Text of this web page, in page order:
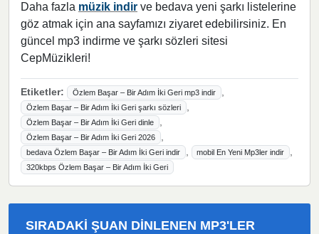
Daha fazla müzik indir ve bedava yeni şarkı listelerine
göz atmak için ana sayfamızı ziyaret edebilirsiniz. En
güncel mp3 indirme ve şarkı sözleri sitesi
CepMüzikleri!
Etiketler: Özlem Başar – Bir Adım İki Geri mp3 indir
Özlem Başar – Bir Adım İki Geri şarkı sözleri
Özlem Başar – Bir Adım İki Geri dinle
Özlem Başar – Bir Adım İki Geri 2026
bedava Özlem Başar – Bir Adım İki Geri indir mobil En Yeni Mp3ler indir
320kbps Özlem Başar – Bir Adım İki Geri
SIRADAKI ŞUAN DINLENEN MP3'LER